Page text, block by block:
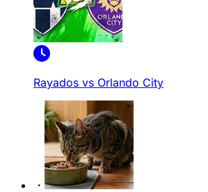
Rayados vs Orlando City